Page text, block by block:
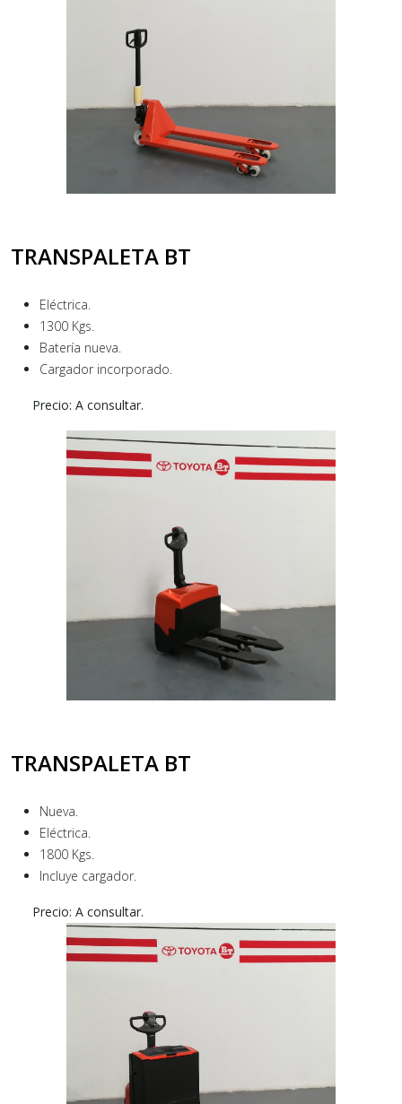
TRANSPALETA BT
Eléctrica.
1300 Kgs.
Batería nueva.
Cargador incorporado.
Precio: A consultar.
TRANSPALETA BT
Nueva.
Eléctrica.
1800 Kgs.
Incluye cargador.
Precio: A consultar.